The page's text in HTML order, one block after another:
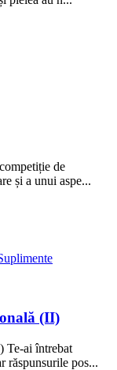
de
și a unui aspe...
(II)
Te-ai întrebat
răspunsurile pos...